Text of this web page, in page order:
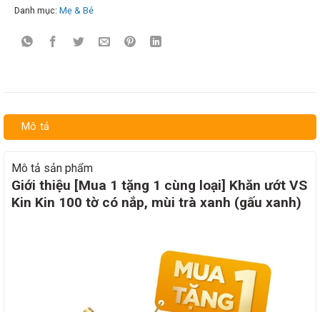
Danh mục: Mẹ & Bé
Mô tả
Mô tả sản phẩm
Giới thiệu [Mua 1 tặng 1 cùng loại] Khăn ướt VS
Kin Kin 100 tờ có nắp, mùi trà xanh (gấu xanh)